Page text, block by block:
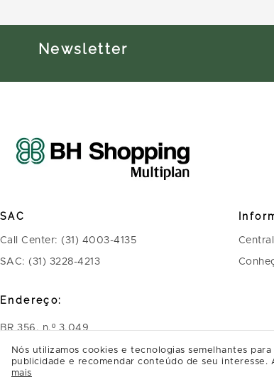
Newsletter
SAC
Call Center: (31) 4003-4135
SAC: (31) 3228-4213
Endereço:
BR 356, n.º 3.049
Bairro Belvedere - CEP: 30320-900 - Belo
Horizonte - MG
Nós utilizamos cookies e tecnologias semelhantes
publicidade e recomendar conteúdo de seu interesse.
mais